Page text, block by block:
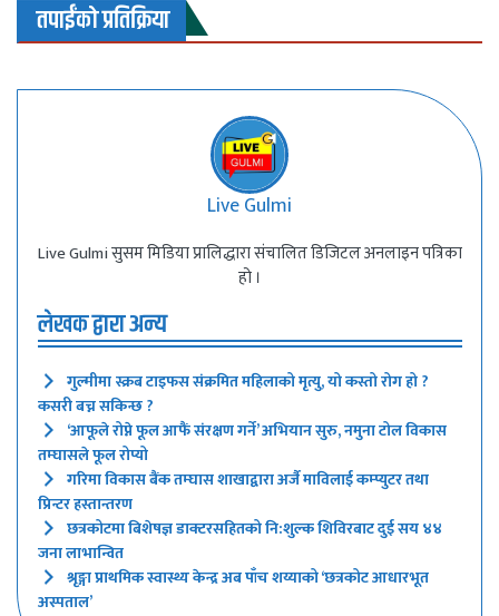
तपाईंको प्रतिक्रिया
Live Gulmi
Live Gulmi सुसम मिडिया प्रालिद्धारा संचालित डिजिटल अनलाइन पत्रिका
हो ।
लेखक द्वारा अन्य
गुल्मीमा स्क्रब टाइफस संक्रमित महिलाको मृत्यु, यो कस्तो रोग हो ?
कसरी बच्न सकिन्छ ?
‘आफूले रोप्ने फूल आफैं संरक्षण गर्ने’ अभियान सुरु, नमुना टोल विकास
तम्घासले फूल रोप्यो
गरिमा विकास बैंक तम्घास शाखाद्वारा अर्जै माविलाई कम्प्युटर तथा
प्रिन्टर हस्तान्तरण
छत्रकोटमा बिशेषज्ञ डाक्टरसहितको नि:शुल्क शिविरबाट दुई सय ४४
जना लाभान्वित
श्रृङ्गा प्राथमिक स्वास्थ्य केन्द्र अब पाँच शय्याको ‘छत्रकोट आधारभूत
अस्पताल’